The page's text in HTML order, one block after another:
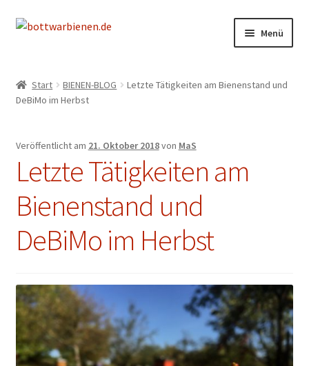
Zur
Zum
Menü
SHOP
INFORMATIONEN
KONTAKT
IMPRESSUM
Start BIENEN-BLOG
Letzte Tätigkeiten am Bienenstand und
DeBiMo im Herbst
Veröffentlicht am 21. Oktober 2018von MaS
Letzte Tätigkeiten am
Bienenstand und
DeBiMo im Herbst